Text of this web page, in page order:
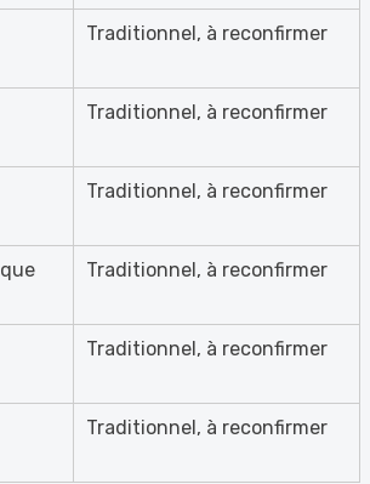
Traditionnel, à reconfirmer
Traditionnel, à reconfirmer
Traditionnel, à reconfirmer
Traditionnel, à reconfirmer
Traditionnel, à reconfirmer
Traditionnel, à reconfirmer